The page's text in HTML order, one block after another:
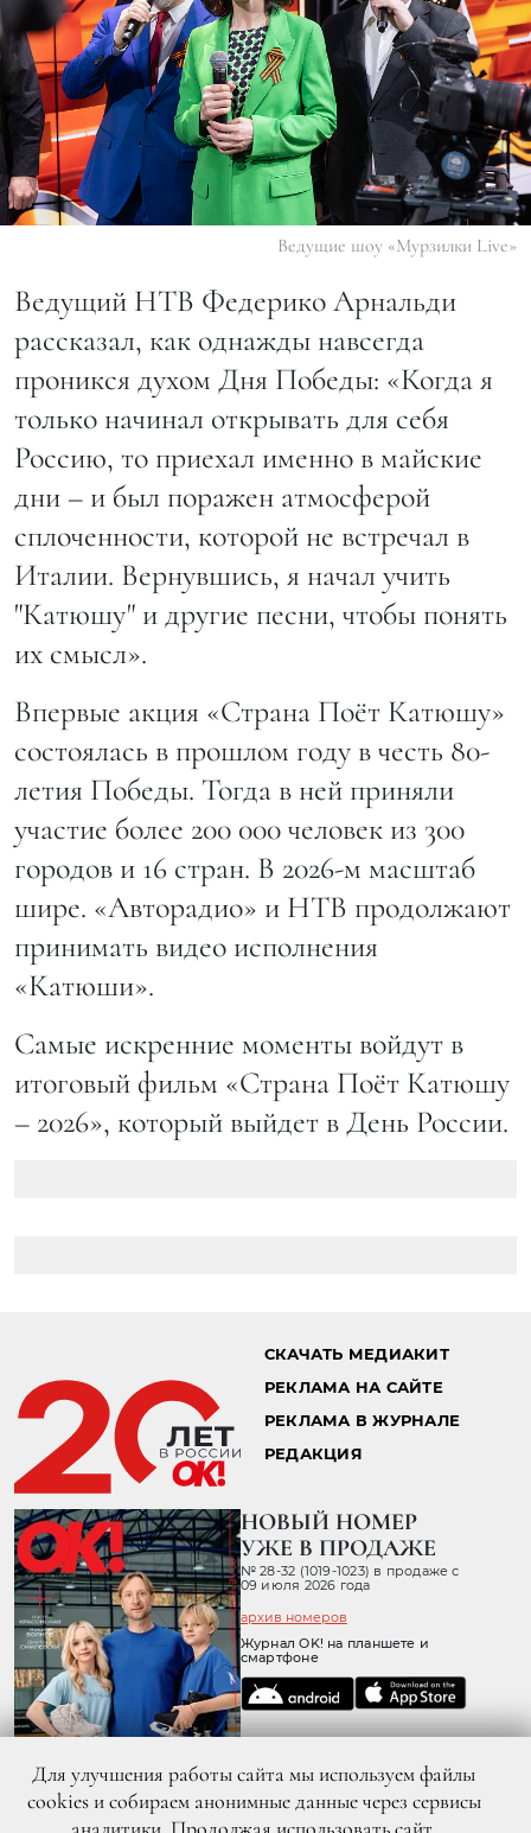
Ведущие шоу «Мурзилки Live»
Ведущий НТВ Федерико Арнальди
рассказал, как однажды навсегда
проникся духом Дня Победы: «Когда я
только начинал открывать для себя
Россию, то приехал именно в майские
дни – и был поражен атмосферой
сплоченности, которой не встречал в
Италии. Вернувшись, я начал учить
"Катюшу" и другие песни, чтобы понять
их смысл».
Впервые акция «Страна Поёт Катюшу»
состоялась в прошлом году в честь 80-
летия Победы. Тогда в ней приняли
участие более 200 000 человек из 300
городов и 16 стран. В 2026-м масштаб
шире. «Авторадио» и НТВ продолжают
принимать видео исполнения
«Катюши».
Самые искренние моменты войдут в
итоговый фильм «Страна Поёт Катюшу
– 2026», который выйдет в День России.
СКАЧАТЬ МЕДИАКИТ
РЕКЛАМА НА САЙТЕ
РЕКЛАМА В ЖУРНАЛЕ
РЕДАКЦИЯ
НОВЫЙ НОМЕР
УЖЕ В ПРОДАЖЕ
№ 28-32 (1019-1023) в продаже с
09 июля 2026 года
архив номеров
Журнал OK! на планшете и
смартфоне
Для улучшения работы сайта мы используем файлы
cookies и собираем анонимные данные через сервисы